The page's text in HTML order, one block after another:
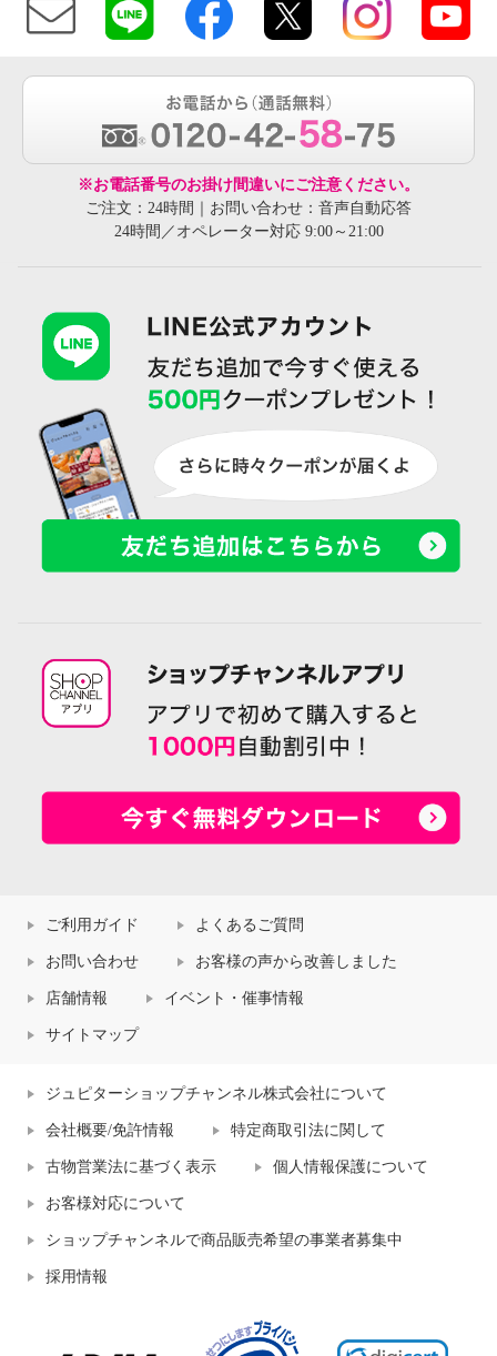
※お電話番号のお掛け間違いにご注意ください。
ご注文：24時間｜お問い合わせ：音声自動応答
24時間／オペレーター対応 9:00～21:00
ご利用ガイド よくあるご質問
お問い合わせ お客様の声から改善しました
店舗情報 イベント・催事情報
サイトマップ
ジュピターショップチャンネル株式会社について
会社概要/免許情報 特定商取引法に関して
古物営業法に基づく表示 個人情報保護について
お客様対応について
ショップチャンネルで商品販売希望の事業者募集中
採用情報